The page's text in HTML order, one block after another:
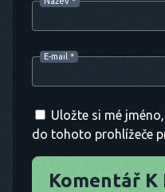
E-mail *
Uložte si mé
do tohoto prohlížeče
Komentář K